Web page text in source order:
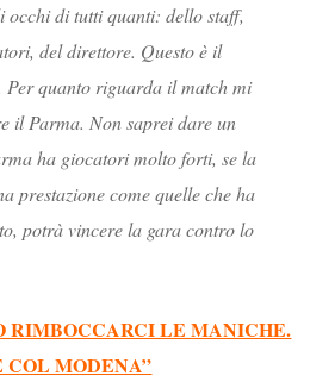
occhi di tutti quanti: dello staff,
del direttore. Questo è il
quanto riguarda il match mi
il Parma. Non saprei dare un
ha giocatori molto forti, se la
prestazione come quelle che ha
potrà vincere la gara contro lo
RIMBOCCARCI LE MANICHE.
COL MODENA”